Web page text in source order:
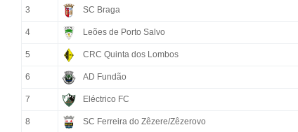
3 SC Braga
4 Leões de Porto Salvo
5 CRC Quinta dos Lombos
6 AD Fundão
7 Eléctrico FC
8 SC Ferreira do Zêzere/Zêzerovo